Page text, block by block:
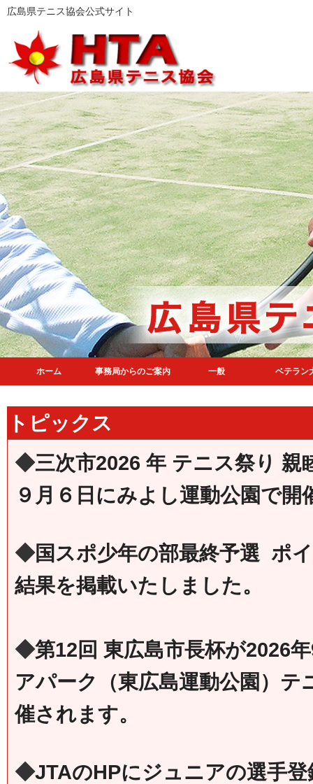
広島県テニス協会公式サイト
ホーム 事務局からのご案内 一般 ベテラン
トピックス
◆三次市2026 年 テニス祭り 親
９月６日にみよし運動公園で開
◆国スポ少年の部最終予選 ポ
結果を掲載いたしました。
◆第12回 東広島市長杯が2026
アパーク（東広島運動公園）テ
催されます。
◆JTAのHPにジュニアの選手